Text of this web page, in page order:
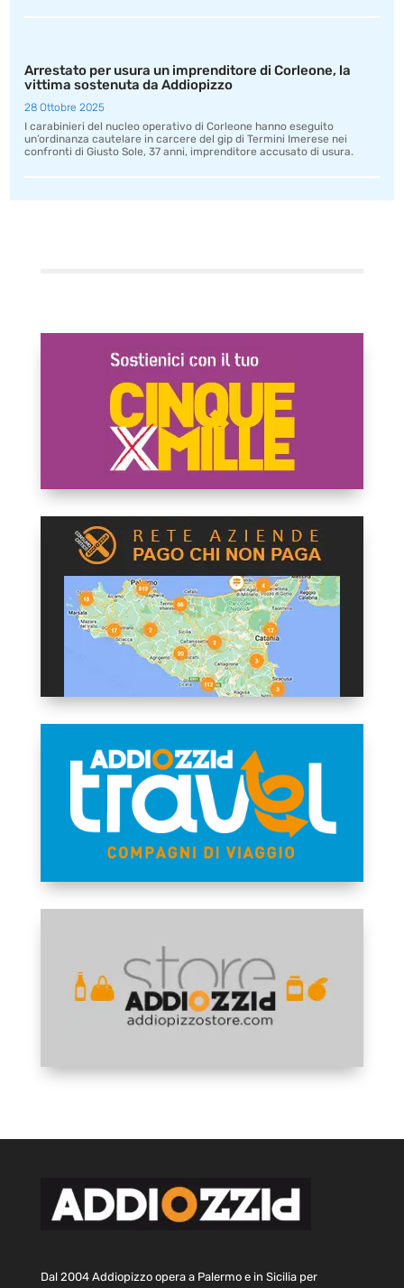
Arrestato per usura un imprenditore di Corleone, la
vittima sostenuta da Addiopizzo
28 Ottobre 2025
I carabinieri del nucleo operativo di Corleone hanno eseguito
un’ordinanza cautelare in carcere del gip di Termini Imerese nei
confronti di Giusto Sole, 37 anni, imprenditore accusato di usura.
Dal 2004 Addiopizzo opera a Palermo e in Sicilia per